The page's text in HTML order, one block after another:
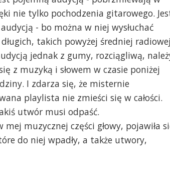
nie tylko pochodzenia gitarowego.
- bo można w niej wysłuchać
takich powyżej średniej
jednak z gumy, rozciągliwą,
z muzyką i słowem w czasie poniżej
I zdarza się, że misternie
playlista nie zmieści się w całości.
utwór musi odpaść.
mej muzycznej części głowy, pojawiła
do niej wpadły, a także utwory,